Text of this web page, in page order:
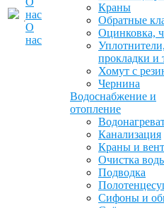
нас
О
нас
Краны
Обратные
Оцинковка,
Уплотнители,
прокладки и
Хомут с
Чернина
Водоснабжение и
отопление
Канализация
Краны и
Очистка
Подводка
Сифоны и